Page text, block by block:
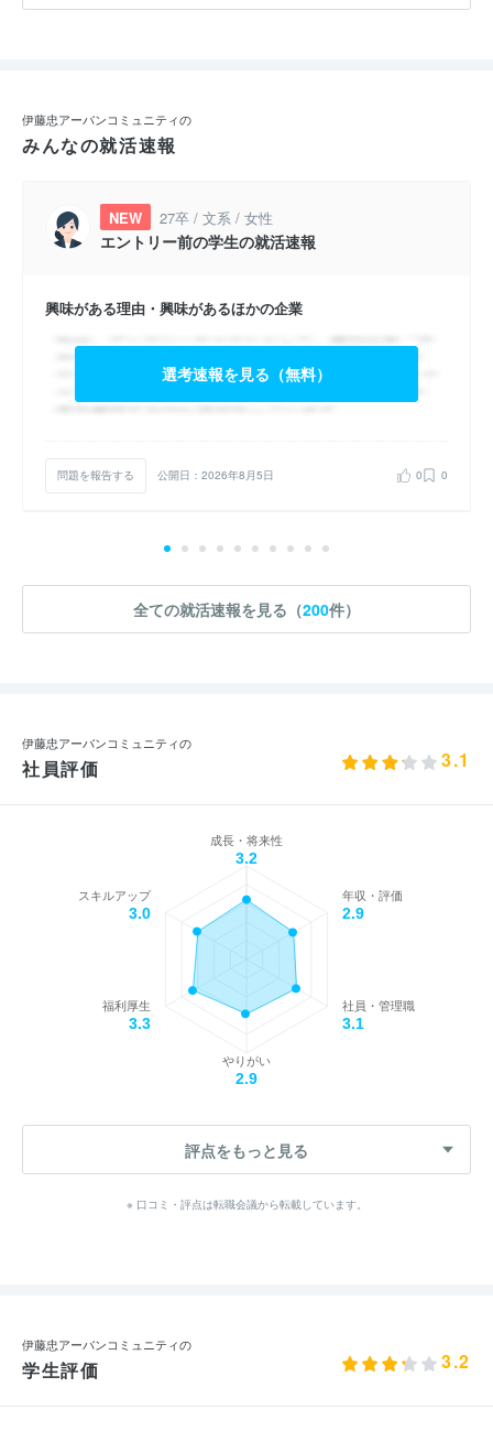
伊藤忠アーバンコミュニティの
みんなの就活速報
NEW 27卒 / 文系 / 女性
エントリー前の学生の就活速報
興味がある理由・興味があるほかの企業
選考速報を見る（無料）
問題を報告する 公開日：2026年8月5日 0 0
全ての就活速報を見る（200件）
伊藤忠アーバンコミュニティの
社員評価 3.1
成長・将来性
3.2
年収・評価
2.9
社員・管理職
3.1
やりがい
2.9
福利厚生
3.3
スキルアップ
3.0
評点をもっと見る
※ 口コミ・評点は転職会議から転載しています。
伊藤忠アーバンコミュニティの
学生評価 3.2